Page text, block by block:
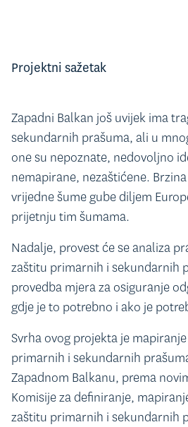
Projektni sažetak
Zapadni Balkan još uvijek ima
sekundarnih prašuma, ali u
one su nepoznate, nedovoljno
nemapirane, nezaštićene.
vrijedne šume gube diljem
prijetnju tim šumama.
Nadalje, provest će se analiza
zaštitu primarnih i sekundarnih
provedba mjera za osiguranje
gdje je to potrebno i ako je
Svrha ovog projekta je
primarnih i sekundarnih
Zapadnom Balkanu, prema
Komisije za definiranje,
zaštitu primarnih i sekundarnih